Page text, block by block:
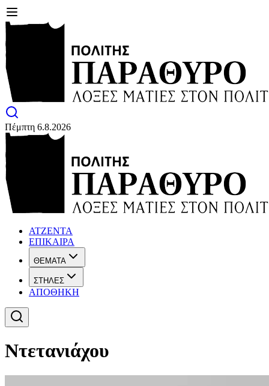
Πέμπτη 6.8.2026
ΑΤΖΕΝΤΑ
ΕΠΙΚΑΙΡΑ
ΘΕΜΑΤΑ
ΣΤΗΛΕΣ
ΑΠΟΘΗΚΗ
Ντετανιάχου